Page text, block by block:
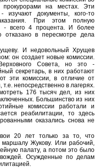
на местах. Эти
изучают документы, кого-то
При этом полную
- всего 4 процента. И более
в пересмотре дела
И недовольный Хрущев
он создает новые комиссии.
Совета, но это -
секретарь, в них работают
эти комиссии, в отличие от
непосредственно в лагерях.
176 тысяч дел, из них
Большинство из них
комиссии работали и
реабилитации, то здесь
оказались снова не
20 лет только за то, что
маршалу Жукову. Или рабочий,
палату, а потом это было
Осужденные по делам